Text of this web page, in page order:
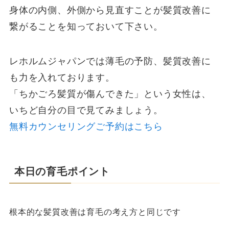
身体の内側、外側から見直すことが髪質改善に
繋がることを知っておいて下さい。
レホルムジャパンでは薄毛の予防、髪質改善に
も力を入れております。
「ちかごろ髪質が傷んできた」という女性は、
いちど自分の目で見てみましょう。
無料カウンセリングご予約はこちら
本日の育毛ポイント
根本的な髪質改善は育毛の考え方と同じです